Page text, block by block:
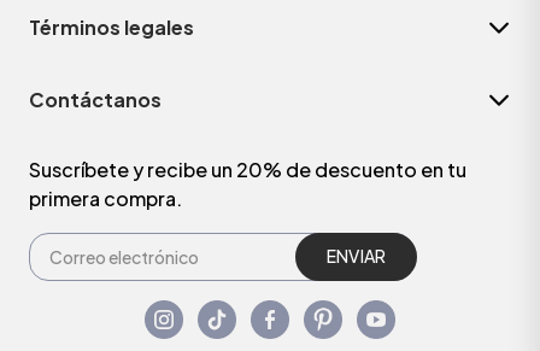
Términos legales
Contáctanos
Suscríbete y recibe un 20% de descuento en tu
primera compra.
ENVIAR